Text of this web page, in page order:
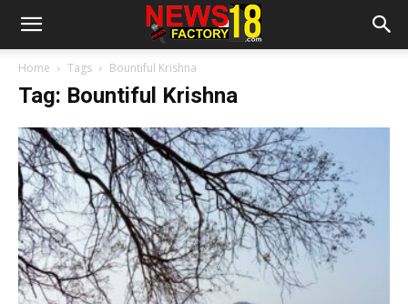
Home Tags Bountiful Krishna
Tag: Bountiful Krishna